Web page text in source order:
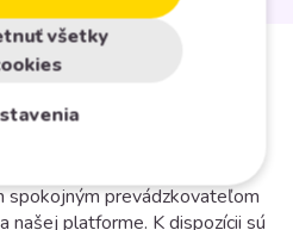
vyzerať váš
spokojným prevádzkovateľom
našej platforme. K dispozícii sú
všetky